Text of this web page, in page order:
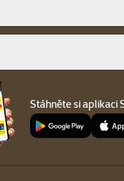
Stáhněte si aplikaci